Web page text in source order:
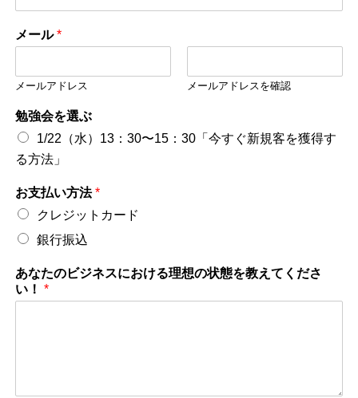
メール*
メールアドレス メールアドレスを確認
勉強会を選ぶ
1/22（水）13：30〜15：30「今すぐ新規客を獲得す
る方法」
お支払い方法*
クレジットカード
銀行振込
あなたのビジネスにおける理想の状態を教えてくださ
い！ *